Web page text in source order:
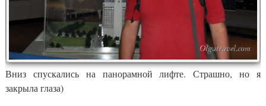
Вниз спускались на панорамной лифте. Страшно, но я
закрыла глаза)